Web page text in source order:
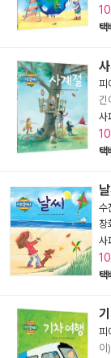
택
피
긴
사
택
수
창
사
택
피
이),